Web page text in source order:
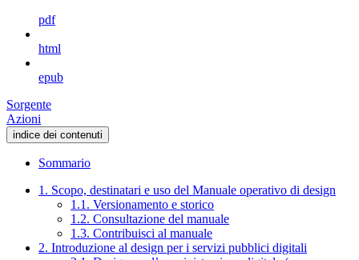
pdf
html
epub
Sorgente
Azioni
indice dei contenuti
Sommario
1. Scopo, destinatari e uso del Manuale operativo di design
1.1. Versionamento e storico
1.2. Consultazione del manuale
1.3. Contribuisci al manuale
2. Introduzione al design per i servizi pubblici digitali